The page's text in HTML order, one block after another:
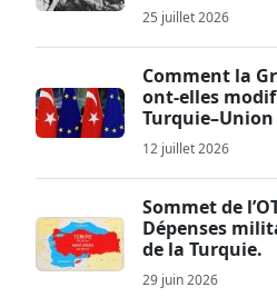
25 juillet 2026
Comment la
ont-elles
12 juillet 2026
Sommet de
Dépenses
de la Turquie.
29 juin 2026